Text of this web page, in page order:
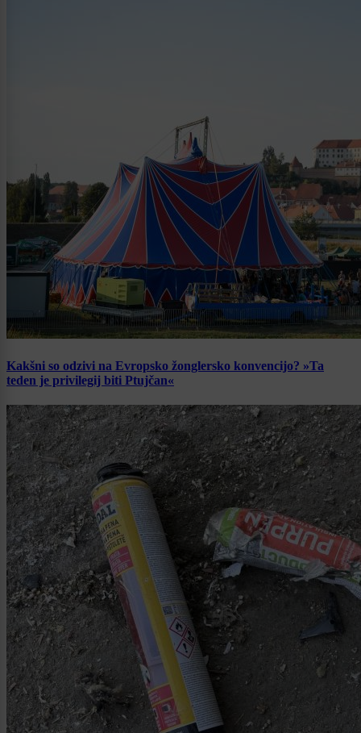
Kakšni so odzivi na Evropsko žonglersko konvencijo? »Ta
teden je privilegij biti Ptujčan«